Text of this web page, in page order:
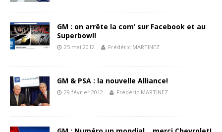
GM : on arrête la com’ sur Facebook et au
Superbowl!
25 mai 2012 Frédéric MARTINEZ
GM & PSA : la nouvelle Alliance!
29 février 2012 Frédéric MARTINEZ